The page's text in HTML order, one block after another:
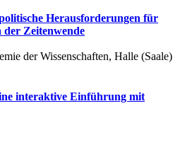
Herausforderungen für
der Zeitenwende
der Wissenschaften, Halle (Saale)
interaktive Einführung mit